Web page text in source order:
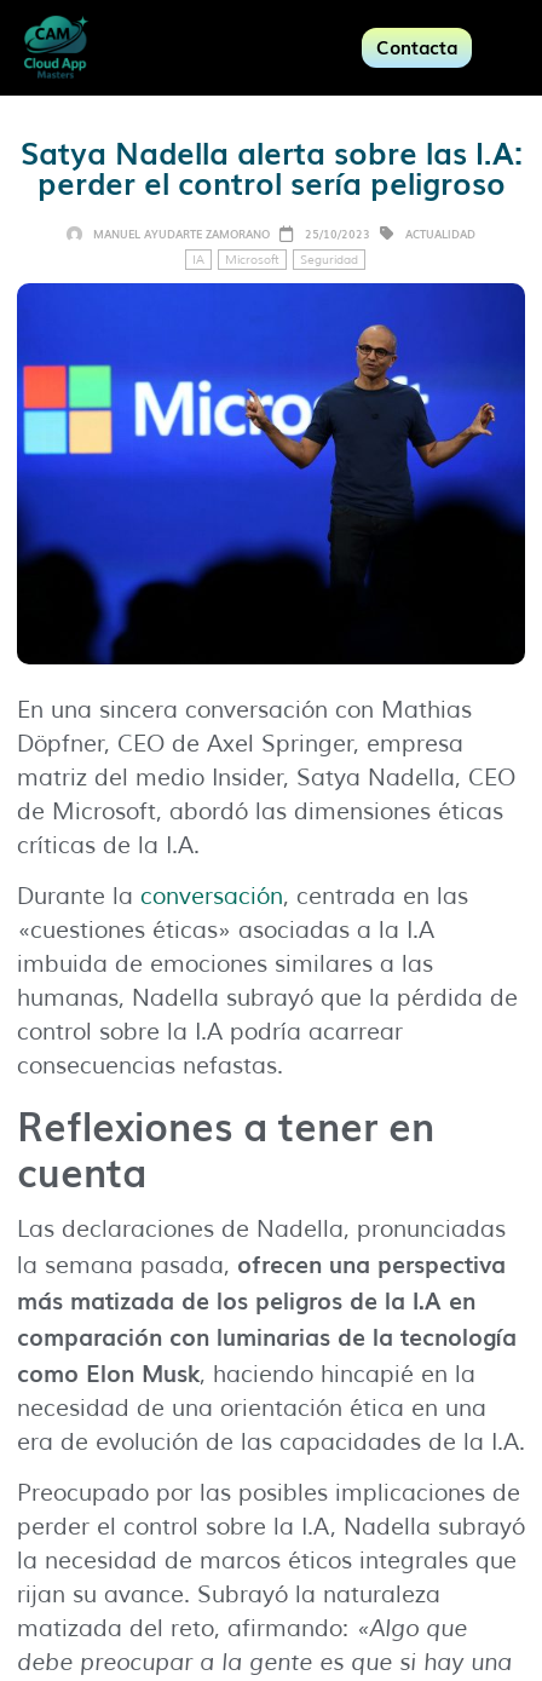
Contacta
Satya Nadella alerta sobre las I.A:
perder el control sería peligroso
MANUEL AYUDARTE ZAMORANO 25/10/2023 ACTUALIDAD
IA Microsoft Seguridad
En una sincera conversación con Mathias
Döpfner, CEO de Axel Springer, empresa
matriz del medio Insider, Satya Nadella, CEO
de Microsoft, abordó las dimensiones éticas
críticas de la I.A.
Durante la conversación, centrada en las
«cuestiones éticas» asociadas a la I.A
imbuida de emociones similares a las
humanas, Nadella subrayó que la pérdida de
control sobre la I.A podría acarrear
consecuencias nefastas.
Reflexiones a tener en
cuenta
Las declaraciones de Nadella, pronunciadas
la semana pasada, ofrecen una perspectiva
más matizada de los peligros de la I.A en
comparación con luminarias de la tecnología
como Elon Musk, haciendo hincapié en la
necesidad de una orientación ética en una
era de evolución de las capacidades de la I.A.
Preocupado por las posibles implicaciones de
perder el control sobre la I.A, Nadella subrayó
la necesidad de marcos éticos integrales que
rijan su avance. Subrayó la naturaleza
matizada del reto, afirmando: «Algo que
debe preocupar a la gente es que si hay una